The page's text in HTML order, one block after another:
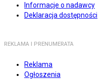
Informacje o nadawcy
Deklaracja dostępności
REKLAMA I PRENUMERATA
Reklama
Ogłoszenia